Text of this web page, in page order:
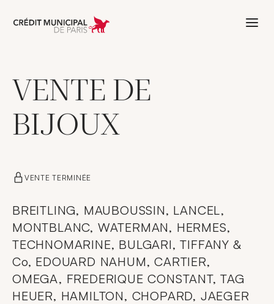
Aller à l'accueil de Crédit Municipal
VENTE DE
BIJOUX
VENTE TERMINÉE
BREITLING, MAUBOUSSIN, LANCEL,
MONTBLANC, WATERMAN, HERMES,
TECHNOMARINE, BULGARI, TIFFANY &
Co, EDOUARD NAHUM, CARTIER,
OMEGA, FREDERIQUE CONSTANT, TAG
HEUER, HAMILTON, CHOPARD, JAEGER